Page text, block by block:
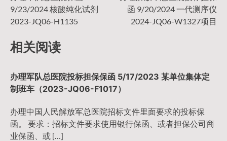
章
导
航
9/23/2024 核酸纯化试剂
2023-JQ06-H1135
函 9/20/2024 一代测序仪
2024-JQ06-W1327项目
相关阅读
办理军队总医院投标担保保函 5/17/2023 某单位集体定
制班车（2023-JQ06-F1017）
办理中国人民解放军总医院招标文件里面要求的投标保
函。 要求：招标文件要求使用银行保函、或者担保公司商
业保函、或 […]